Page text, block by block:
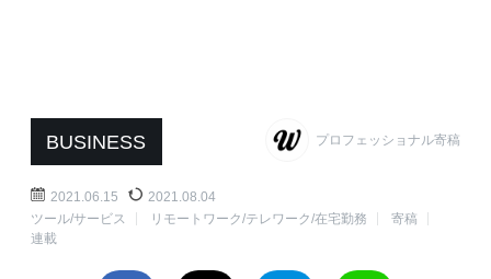
BUSINESS プロフェッショナル寄稿
2021.06.15
2021.08.04
ツール/サービス
リモートワーク/テレワーク/在宅勤務
寄稿
連載